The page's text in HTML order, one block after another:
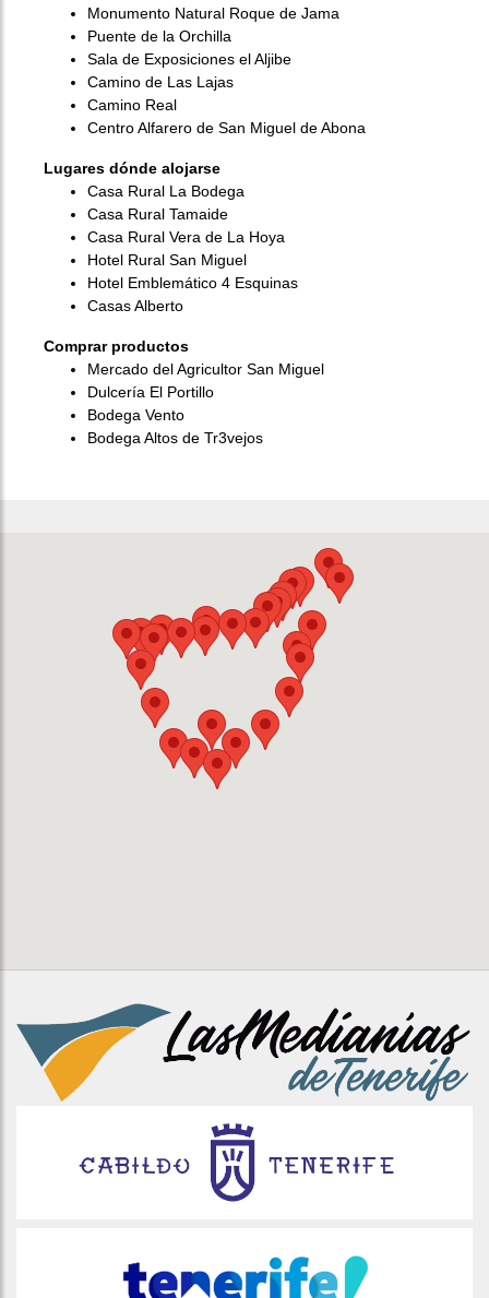
Monumento Natural Roque de Jama
Puente de la Orchilla
Sala de Exposiciones el Aljibe
Camino de Las Lajas
Camino Real
Centro Alfarero de San Miguel de Abona
Lugares dónde alojarse
Casa Rural La Bodega
Casa Rural Tamaide
Casa Rural Vera de La Hoya
Hotel Rural San Miguel
Hotel Emblemático 4 Esquinas
Casas Alberto
Comprar productos
Mercado del Agricultor San Miguel
Dulcería El Portillo
Bodega Vento
Bodega Altos de Tr3vejos